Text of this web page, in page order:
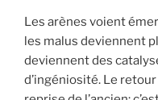
Les arènes voient
les malus deviennent
deviennent des
d’ingéniosité. Le retour